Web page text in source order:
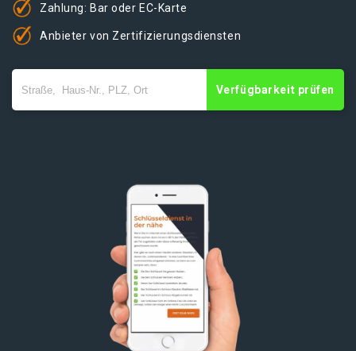
Zahlung: Bar oder EC-Karte
Anbieter von Zertifizierungsdiensten
Verfügbarkeit prüfen